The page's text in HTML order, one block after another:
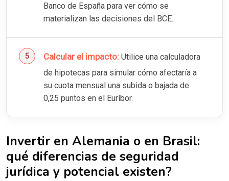
Banco de España para ver cómo se
materializan las decisiones del BCE.
Calcular el impacto: Utilice una calculadora
de hipotecas para simular cómo afectaría a
su cuota mensual una subida o bajada de
0,25 puntos en el Euríbor.
Invertir en Alemania o en Brasil:
qué diferencias de seguridad
jurídica y potencial existen?